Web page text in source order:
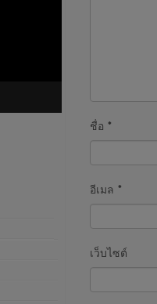
ชื่อ *
อีเมล *
เว็บไซต์